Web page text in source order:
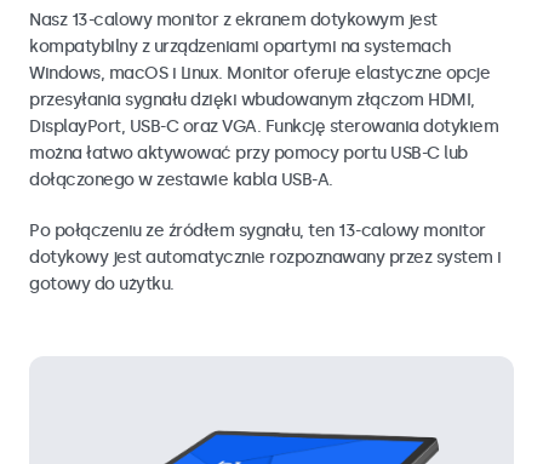
Nasz 13-calowy monitor z ekranem dotykowym jest
kompatybilny z urządzeniami opartymi na systemach
Windows, macOS i Linux. Monitor oferuje elastyczne opcje
przesyłania sygnału dzięki wbudowanym złączom HDMI,
DisplayPort, USB-C oraz VGA. Funkcję sterowania dotykiem
można łatwo aktywować przy pomocy portu USB-C lub
dołączonego w zestawie kabla USB-A.
Po połączeniu ze źródłem sygnału, ten 13-calowy monitor
dotykowy jest automatycznie rozpoznawany przez system i
gotowy do użytku.